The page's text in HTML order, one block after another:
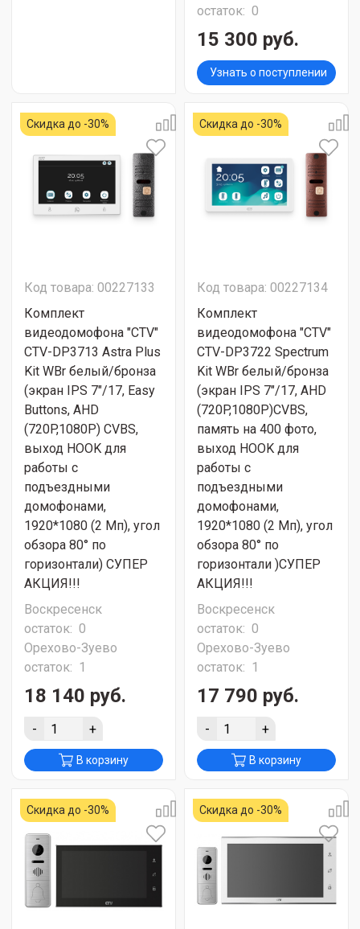
остаток: 0
15 300 руб.
Узнать о поступлении
Скидка до -30%
Код товара: 00227133
Комплект
видеодомофона "CTV"
CTV-DP3713 Astra Plus
Kit WBr белый/бронза
(экран IPS 7"/17, Easy
Buttons, AHD
(720P,1080P) CVBS,
выход HOOK для
работы с
подъездными
домофонами,
1920*1080 (2 Мп), угол
обзора 80° по
горизонтали) СУПЕР
АКЦИЯ!!!
Воскресенск
остаток: 0
Орехово-Зуево
остаток: 1
18 140 руб.
- +
В корзину
Скидка до -30%
Код товара: 00227134
Комплект
видеодомофона "CTV"
CTV-DP3722 Spectrum
Kit WBr белый/бронза
(экран IPS 7"/17, AHD
(720P,1080P)CVBS,
память на 400 фото,
выход HOOK для
работы с
подъездными
домофонами,
1920*1080 (2 Мп), угол
обзора 80° по
горизонтали )СУПЕР
АКЦИЯ!!!
Воскресенск
остаток: 0
Орехово-Зуево
остаток: 1
17 790 руб.
- +
В корзину
Скидка до -30% Скидка до -30%